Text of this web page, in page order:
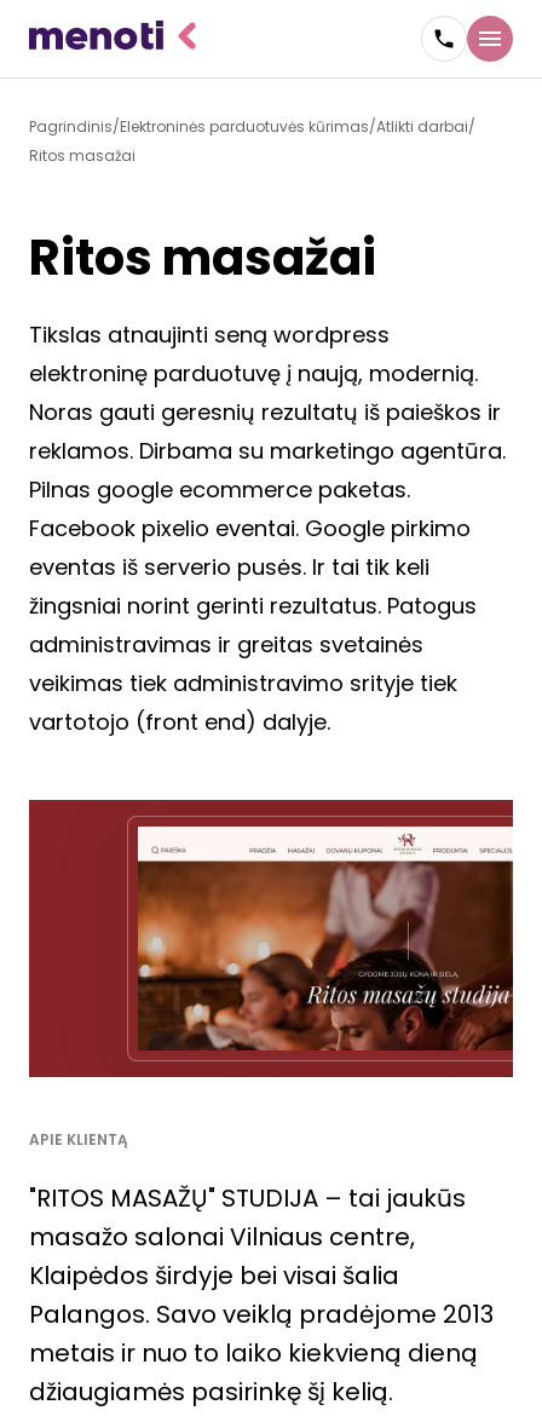
Pagrindinis Elektroninės parduotuvės kūrimas Atlikti darbai
Ritos masažai
Ritos masažai
Tikslas atnaujinti seną wordpress
elektroninę parduotuvę į naują, modernią.
Noras gauti geresnių rezultatų iš paieškos ir
reklamos. Dirbama su marketingo agentūra.
Pilnas google ecommerce paketas.
Facebook pixelio eventai. Google pirkimo
eventas iš serverio pusės. Ir tai tik keli
žingsniai norint gerinti rezultatus. Patogus
administravimas ir greitas svetainės
veikimas tiek administravimo srityje tiek
vartotojo (front end) dalyje.
APIE KLIENTĄ
"RITOS MASAŽŲ" STUDIJA – tai jaukūs
masažo salonai Vilniaus centre,
Klaipėdos širdyje bei visai šalia
Palangos. Savo veiklą pradėjome 2013
metais ir nuo to laiko kiekvieną dieną
džiaugiamės pasirinkę šį kelią.